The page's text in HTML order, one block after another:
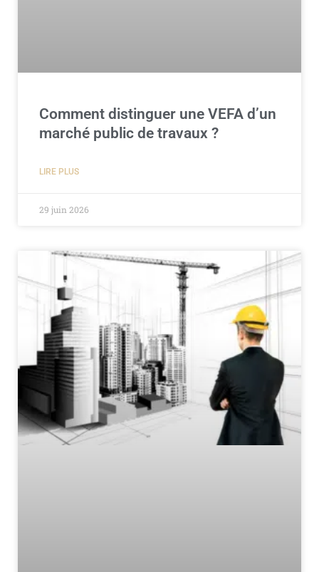
Comment distinguer une VEFA d’un
marché public de travaux ?
LIRE PLUS
29 juin 2026